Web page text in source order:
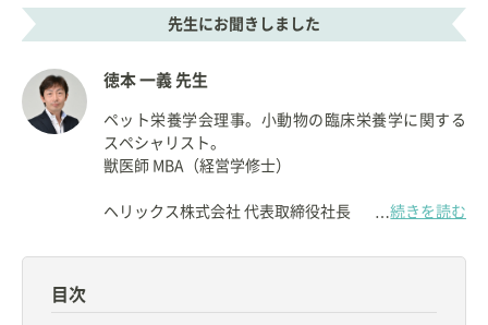
先生にお聞きしました
徳本 一義 先生
ペット栄養学会理事。小動物の臨床栄養学に関する
スペシャリスト。
獣医師 MBA（経営学修士）
ヘリックス株式会社 代表取締役社長
【資格】
…続きを読む
目次